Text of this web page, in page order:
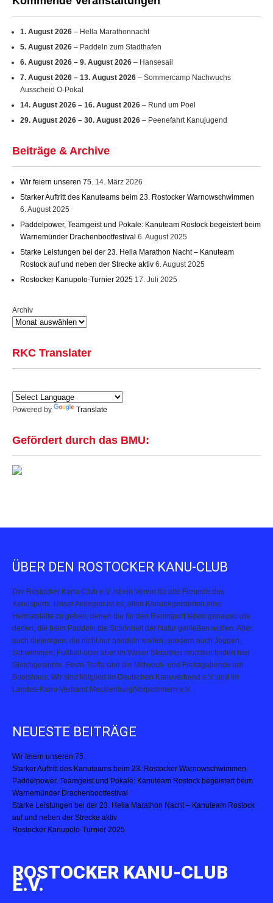
1. August 2026 – Hella Marathonnacht
5. August 2026 – Paddeln zum Stadthafen
6. August 2026 – 9. August 2026 – Hansesail
7. August 2026 – 13. August 2026 – Sommercamp Nachwuchs
Ausscheid O-Pokal
14. August 2026 – 16. August 2026 – Rund um Poel
29. August 2026 – 30. August 2026 – Peenefahrt Kanujugend
Beiträge & Archive
Wir feiern unseren 75. 14. März 2026
Starker Auftritt des Kanuteams beim 23. Rostocker Warnowschwimmen
6. August 2025
Paddelpower, Teamgeist und Pokale: Kanuteam Rostock begeistert beim
Warnemünder Drachenbootfestival 6. August 2025
Starke Leistungen bei der 23. Hella Marathon Nacht – Kanuteam
Rostock auf und neben der Strecke aktiv 6. August 2025
Rostocker Kanupolo-Turnier 2025 17. Juli 2025
Archiv
RKC Translater
Powered by Translate
Gefördert durch das BMU:
ÜBER DEN ROSTOCKER KANU-CLUB
Der Rostocker Kanu-Club e.V. ist ein Verein für alle Freunde des
Kanusports. Unser Anliegen ist es, allen Kanubegeisterten eine
Heimatstätte zu geben, denen die für den Rennsport leben genauso wie
denen, die beim Paddeln die Schönheit der Natur genießen wollen. Aber
auch diejenigen, die nicht nur paddeln wollen, sondern auch Joggen,
Schwimmen, Fußball oder aber im Winter Skifahren möchten finden hier
Gleichgesinnte. Feste Treffs sind die Mittwoch- und Freitagabende am
Bootshaus. Wir sind Mitglied im Deutschen Kanuverband e.V. und im
Landes-Kanu-Verband Mecklenburg/Vorpommern e.V. .
NEUESTE BEITRÄGE
Wir feiern unseren 75.
Starker Auftritt des Kanuteams beim 23. Rostocker Warnowschwimmen
Paddelpower, Teamgeist und Pokale: Kanuteam Rostock begeistert beim
Warnemünder Drachenbootfestival
Starke Leistungen bei der 23. Hella Marathon Nacht – Kanuteam Rostock
auf und neben der Strecke aktiv
Rostocker Kanupolo-Turnier 2025
ROSTOCKER KANU-CLUB
E.V.